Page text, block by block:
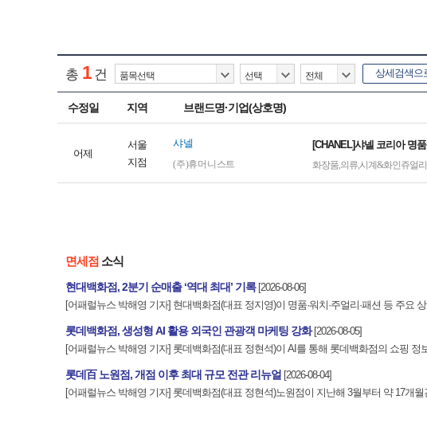
총 1건 상세검색으
수정일 지역 브랜드명·기업(상호명)
어제
서울
지점
샤넬
(주)휴머니스트
[CHANEL]샤넬 코리아 명
화장품,의류,시계&화인쥬얼리
면세점 소식
현대백화점, 2분기 순매출 ‘역대 최대’ 기록 [2026-08-06]
[어패럴뉴스 박해영 기자] 현대백화점(대표 정지영)이 명품·워치·주얼리·패션 등 주
롯데백화점, 생성형 AI 활용 외국인 관광객 마케팅 강화 [2026-08-05]
[어패럴뉴스 박해영 기자] 롯데백화점(대표 정현석)이 AI를 통해 롯데백화점의 쇼핑
롯데百 노원점, 개점 이후 최대 규모 전관 리뉴얼 [2026-08-04]
[어패럴뉴스 박해영 기자] 롯데백화점(대표 정현석)노원점이 지난해 3월부터 약 17개